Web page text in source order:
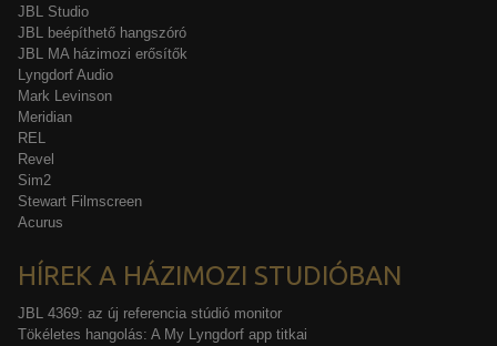
JBL Studio
JBL beépíthető hangszóró
JBL MA házimozi erősítők
Lyngdorf Audio
Mark Levinson
Meridian
REL
Revel
Sim2
Stewart Filmscreen
Acurus
HÍREK A HÁZIMOZI STUDIÓBAN
JBL 4369: az új referencia stúdió monitor
Tökéletes hangolás: A My Lyngdorf app titkai